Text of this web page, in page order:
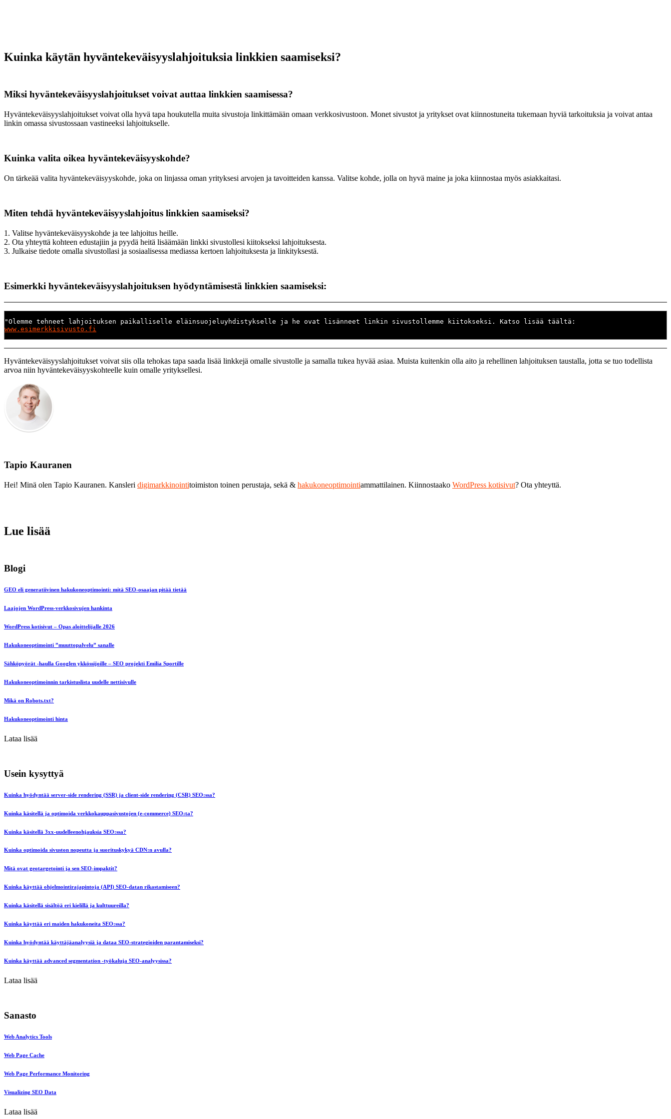
Kuinka käytän hyväntekeväisyyslahjoituksia linkkien saamiseksi?
Miksi hyväntekeväisyyslahjoitukset voivat auttaa linkkien saamisessa?
Hyväntekeväisyyslahjoitukset voivat olla hyvä tapa houkutella muita sivustoja linkittämään omaan verkkosivustoon. Monet sivustot ja yritykset ovat kiinnostuneita tukemaan hyviä tarkoituksia ja voivat antaa
linkin omassa sivustossaan vastineeksi lahjoitukselle.
Kuinka valita oikea hyväntekeväisyyskohde?
On tärkeää valita hyväntekeväisyyskohde, joka on linjassa oman yrityksesi arvojen ja tavoitteiden kanssa. Valitse kohde, jolla on hyvä maine ja joka kiinnostaa myös asiakkaitasi.
Miten tehdä hyväntekeväisyyslahjoitus linkkien saamiseksi?
1. Valitse hyväntekeväisyyskohde ja tee lahjoitus heille.
2. Ota yhteyttä kohteen edustajiin ja pyydä heitä lisäämään linkki sivustollesi kiitokseksi lahjoituksesta.
3. Julkaise tiedote omalla sivustollasi ja sosiaalisessa mediassa kertoen lahjoituksesta ja linkityksestä.
Esimerkki hyväntekeväisyyslahjoituksen hyödyntämisestä linkkien saamiseksi:
"Olemme tehneet lahjoituksen paikalliselle eläinsuojeluyhdistykselle ja he ovat lisänneet linkin sivustollemme kiitokseksi. Katso lisää täältä:
www.esimerkkisivusto.fi
Hyväntekeväisyyslahjoitukset voivat siis olla tehokas tapa saada lisää linkkejä omalle sivustolle ja samalla tukea hyvää asiaa. Muista kuitenkin olla aito ja rehellinen lahjoituksen taustalla, jotta se tuo todellista
arvoa niin hyväntekeväisyyskohteelle kuin omalle yrityksellesi.
Tapio Kauranen
Hei! Minä olen Tapio Kauranen. Kansleri digimarkkinointitoimiston toinen perustaja, sekä & hakukoneoptimointiammattilainen. Kiinnostaako WordPress kotisivut? Ota yhteyttä.
Lue lisää
Blogi
GEO eli generatiivinen hakukoneoptimointi: mitä SEO-osaajan pitää tietää
Laajojen WordPress-verkkosivujen hankinta
WordPress kotisivut – Opas aloittelijalle 2026
Hakukoneoptimointi ”muuttopalvelu” sanalle
Sähköpyörät -haulla Googlen ykkössijoille – SEO projekti Emilia Sportille
Hakukoneoptimoinnin tarkistuslista uudelle nettisivulle
Mikä on Robots.txt?
Hakukoneoptimointi hinta
Lataa lisää
Usein kysyttyä
Kuinka hyödyntää server-side rendering (SSR) ja client-side rendering (CSR) SEO:ssa?
Kuinka käsitellä ja optimoida verkkokauppasivustojen (e-commerce) SEO:ta?
Kuinka käsitellä 3xx-uudelleenohjauksia SEO:ssa?
Kuinka optimoida sivuston nopeutta ja suorituskykyä CDN:n avulla?
Mitä ovat geotargetointi ja sen SEO-impaktit?
Kuinka käyttää ohjelmointirajapintoja (API) SEO-datan rikastamiseen?
Kuinka käsitellä sisältöä eri kielillä ja kulttuureilla?
Kuinka käyttää eri maiden hakukoneita SEO:ssa?
Kuinka hyödyntää käyttäjäanalyysiä ja dataa SEO-strategioiden parantamiseksi?
Kuinka käyttää advanced segmentation -työkaluja SEO-analyysissa?
Lataa lisää
Sanasto
Web Analytics Tools
Web Page Cache
Web Page Performance Monitoring
Visualizing SEO Data
Lataa lisää